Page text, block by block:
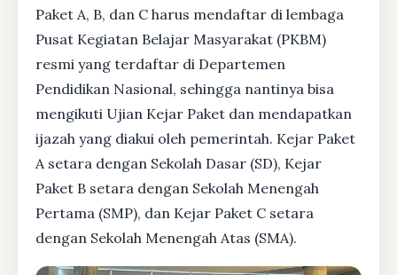
Paket A, B, dan C harus mendaftar di lembaga
Pusat Kegiatan Belajar Masyarakat (PKBM)
resmi yang terdaftar di Departemen
Pendidikan Nasional, sehingga nantinya bisa
mengikuti Ujian Kejar Paket dan mendapatkan
ijazah yang diakui oleh pemerintah. Kejar Paket
A setara dengan Sekolah Dasar (SD), Kejar
Paket B setara dengan Sekolah Menengah
Pertama (SMP), dan Kejar Paket C setara
dengan Sekolah Menengah Atas (SMA).